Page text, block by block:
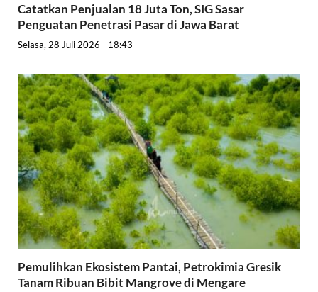
Catatkan Penjualan 18 Juta Ton, SIG Sasar
Penguatan Penetrasi Pasar di Jawa Barat
Selasa, 28 Juli 2026 - 18:43
Pemulihkan Ekosistem Pantai, Petrokimia Gresik
Tanam Ribuan Bibit Mangrove di Mengare